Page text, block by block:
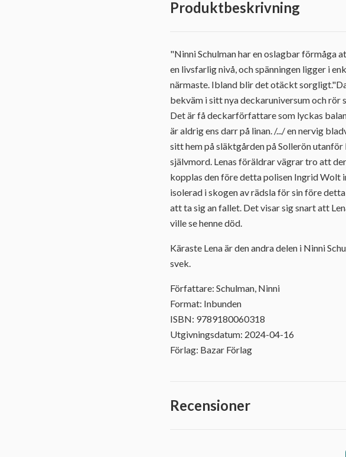
Produktbeskrivning
"Ninni Schulman har en oslagbar
en livsfarlig nivå, och spänningen ligger i
närmaste. Ibland blir det otäckt
bekväm i sitt nya deckaruniversum och rör
Det är få deckarförfattare som lyckas
är aldrig ens darr på linan. /.../ en nervig
sitt hem på släktgården på Sollerön
självmord. Lenas föräldrar vägrar tro att
kopplas den före detta polisen Ingrid Wolt
isolerad i skogen av rädsla för sin före
att ta sig an fallet. Det visar sig snart att
ville se henne död.
Käraste Lena är den andra delen i Ninni
svek.
Författare: Schulman, Ninni
Format: Inbunden
ISBN: 9789180060318
Utgivningsdatum: 2024-04-16
Förlag: Bazar Förlag
Recensioner